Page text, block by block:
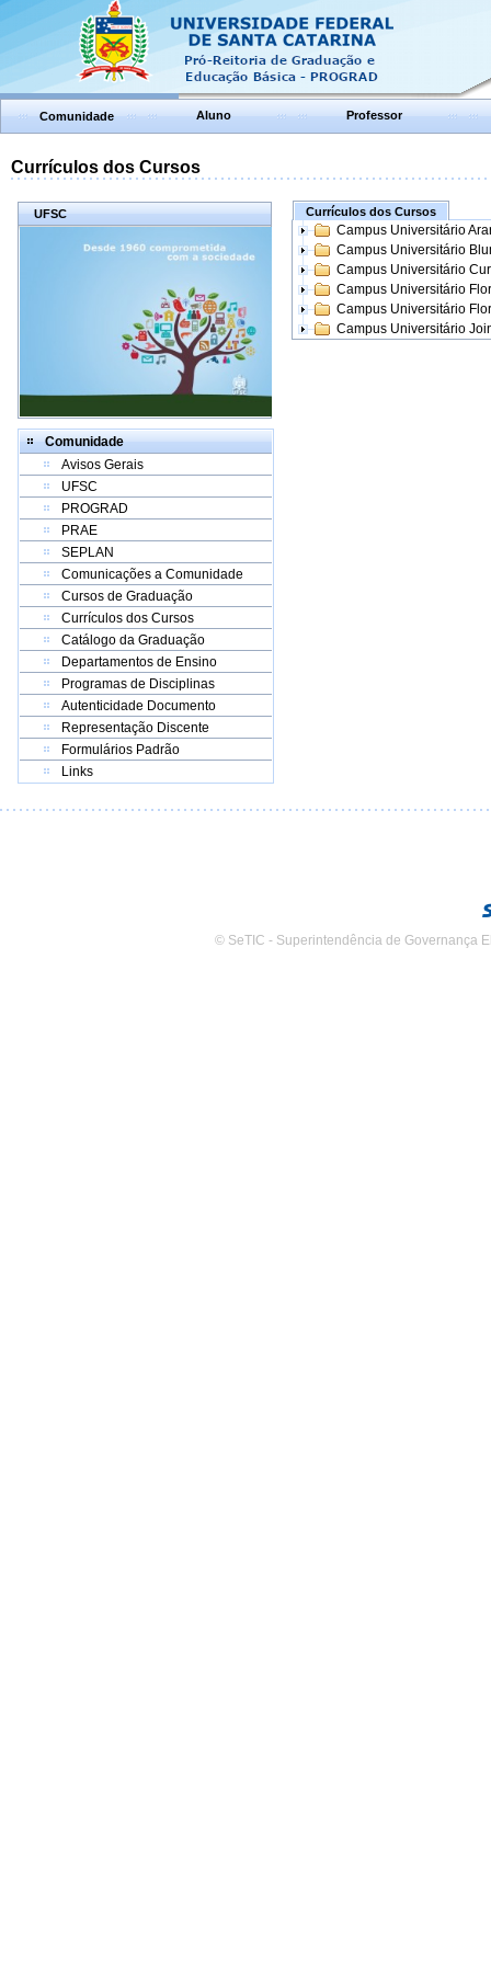
Comunidade Aluno Professor
Currículos dos Cursos
UFSC
Comunidade
Avisos Gerais
UFSC
PROGRAD
PRAE
SEPLAN
Comunicações a Comunidade
Cursos de Graduação
Currículos dos Cursos
Catálogo da Graduação
Departamentos de Ensino
Programas de Disciplinas
Autenticidade Documento
Representação Discente
Formulários Padrão
Links
Currículos dos Cursos
Campus Universitário
Campus Universitário
Campus Universitário
Campus Universitário
Campus Universitário
Campus Universitário
© SeTIC - Superintendência de Governança